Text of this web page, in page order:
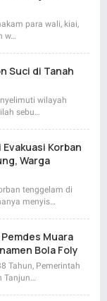
para wali, kiai,
w…
Suci di Tanah
wilayah
sebu…
Korban
Warga
tenggelam di
menyis…
Muara
Bola Foly
Tahun, Pemerintah
Tanjun…